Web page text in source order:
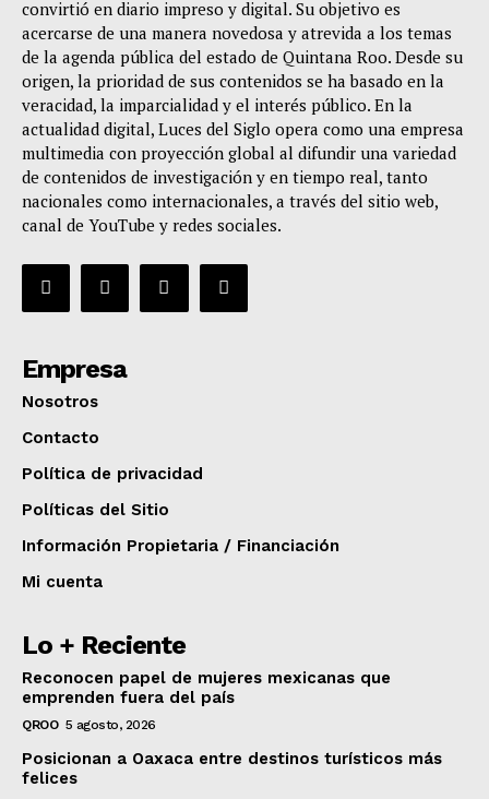
convirtió en diario impreso y digital. Su objetivo es
acercarse de una manera novedosa y atrevida a los temas
de la agenda pública del estado de Quintana Roo. Desde su
origen, la prioridad de sus contenidos se ha basado en la
veracidad, la imparcialidad y el interés público. En la
actualidad digital, Luces del Siglo opera como una empresa
multimedia con proyección global al difundir una variedad
de contenidos de investigación y en tiempo real, tanto
nacionales como internacionales, a través del sitio web,
canal de YouTube y redes sociales.
Empresa
Nosotros
Contacto
Política de privacidad
Políticas del Sitio
Información Propietaria / Financiación
Mi cuenta
Lo + Reciente
Reconocen papel de mujeres mexicanas que
emprenden fuera del país
QROO 5 agosto, 2026
Posicionan a Oaxaca entre destinos turísticos más
felices